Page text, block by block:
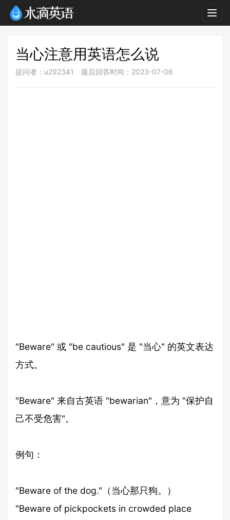
当心注意用英语怎么说
提问者：u292341 最后回答时间：2023-07-06
"Beware" 或 "be cautious" 是 "当心" 的英文表达
方式。
"Beware" 来自古英语 "bewarian"，意为 "保护自
己不受危害"。
例句：
"Beware of the dog."（当心那只狗。）
"Beware of pickpockets in crowded place